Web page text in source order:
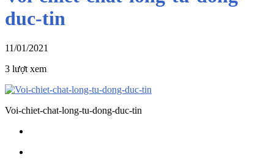
duc-tin
11/01/2021
3 lượt xem
Voi-chiet-chat-long-tu-dong-duc-tin